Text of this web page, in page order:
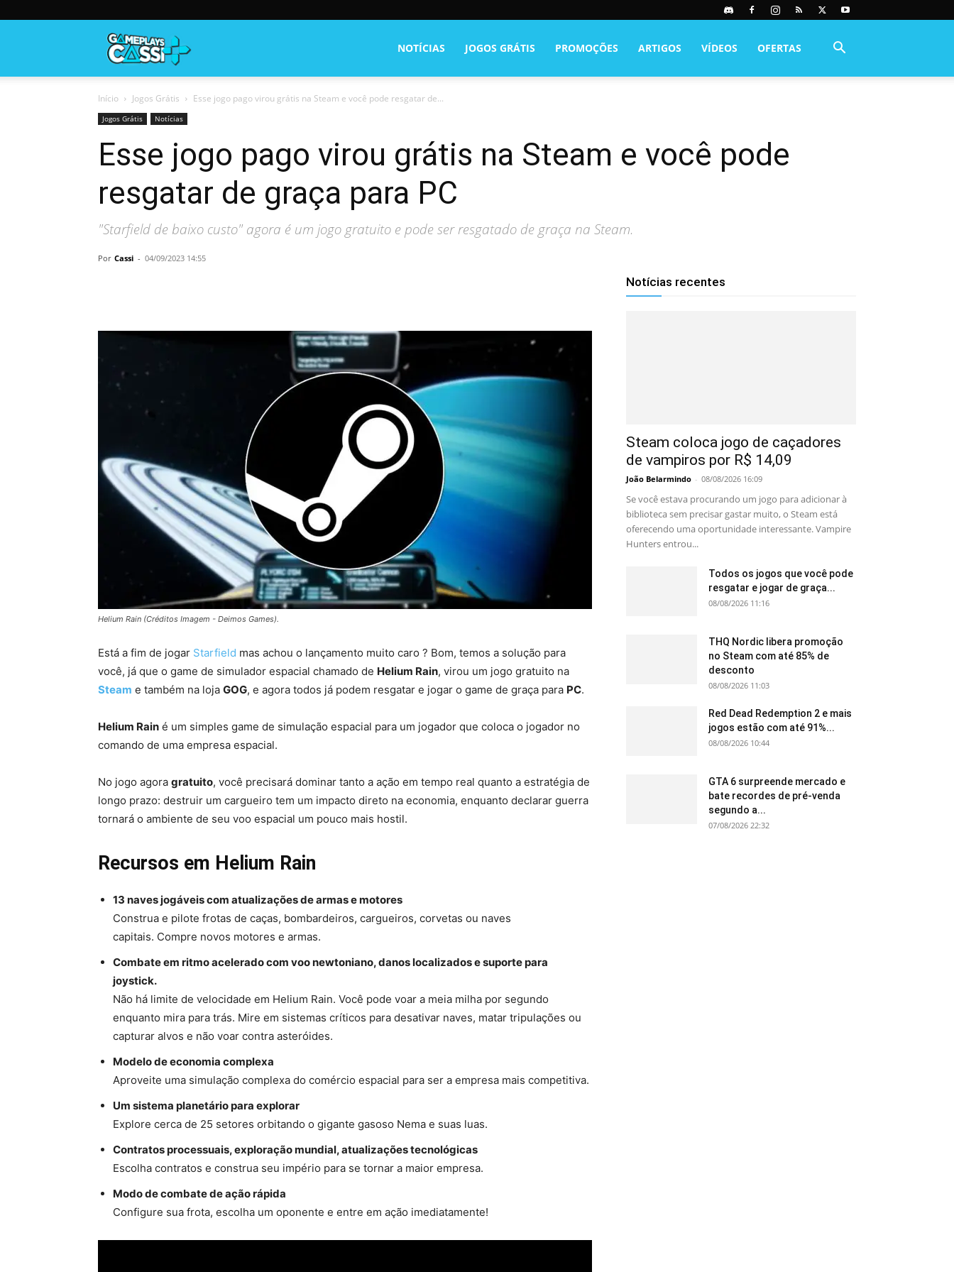
NOTÍCIAS JOGOS GRÁTIS PROMOÇÕES ARTIGOS VÍDEOS OFERTAS
Início Jogos Grátis Esse jogo pago virou grátis na Steam e você pode resgatar de...
Jogos Grátis Notícias
Esse jogo pago virou grátis na Steam e você pode
resgatar de graça para PC
"Starfield de baixo custo" agora é um jogo gratuito e pode ser resgatado de graça na Steam.
Por Cassi - 04/09/2023 14:55
Helium Rain (Créditos Imagem - Deimos Games).
Está a fim de jogar Starfield mas achou o lançamento muito caro ? Bom, temos a solução para
você, já que o game de simulador espacial chamado de Helium Rain, virou um jogo gratuito na
Steam e também na loja GOG, e agora todos já podem resgatar e jogar o game de graça para PC.
Helium Rain é um simples game de simulação espacial para um jogador que coloca o jogador no
comando de uma empresa espacial.
No jogo agora gratuito, você precisará dominar tanto a ação em tempo real quanto a estratégia de
longo prazo: destruir um cargueiro tem um impacto direto na economia, enquanto declarar guerra
tornará o ambiente de seu voo espacial um pouco mais hostil.
Recursos em Helium Rain
13 naves jogáveis ​​com atualizações de armas e motores
Construa e pilote frotas de caças, bombardeiros, cargueiros, corvetas ou naves
capitais. Compre novos motores e armas.
Combate em ritmo acelerado com voo newtoniano, danos localizados e suporte para
joystick.
Não há limite de velocidade em Helium Rain. Você pode voar a meia milha por segundo
enquanto mira para trás. Mire em sistemas críticos para desativar naves, matar tripulações ou
capturar alvos e não voar contra asteróides.
Modelo de economia complexa
Aproveite uma simulação complexa do comércio espacial para ser a empresa mais competitiva.
Um sistema planetário para explorar
Explore cerca de 25 setores orbitando o gigante gasoso Nema e suas luas.
Contratos processuais, exploração mundial, atualizações tecnológicas
Escolha contratos e construa seu império para se tornar a maior empresa.
Modo de combate de ação rápida
Configure sua frota, escolha um oponente e entre em ação imediatamente!
Notícias recentes
Steam coloca jogo de caçadores
de vampiros por R$ 14,09
João Belarmindo - 08/08/2026 16:09
Se você estava procurando um jogo para adicionar à
biblioteca sem precisar gastar muito, o Steam está
oferecendo uma oportunidade interessante. Vampire
Hunters entrou...
Todos os jogos que você pode
resgatar e jogar de graça...
08/08/2026 11:16
THQ Nordic libera promoção
no Steam com até 85% de
desconto
08/08/2026 11:03
Red Dead Redemption 2 e mais
jogos estão com até 91%...
08/08/2026 10:44
GTA 6 surpreende mercado e
bate recordes de pré-venda
segundo a...
07/08/2026 22:32